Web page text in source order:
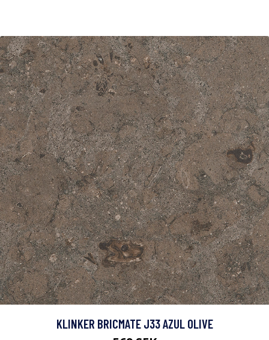
KLINKER BRICMATE J33 AZUL OLIVE